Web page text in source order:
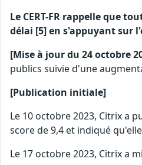
Le CERT-FR rappelle que
délai [5] en s'appuyant sur
[Mise à jour du 24 octobre
publics suivie d'une
[Publication initiale]
Le 10 octobre 2023, Citrix a
score de 9,4 et indiqué
Le 17 octobre 2023, Citrix a